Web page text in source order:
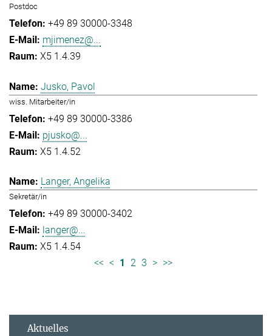
Postdoc
+49 89 30000-3348
mjimenez@...
X5 1.4.39
Jusko, Pavol
wiss. Mitarbeiter/in
+49 89 30000-3386
pjusko@...
X5 1.4.52
Langer, Angelika
Sekretär/in
+49 89 30000-3402
langer@...
X5 1.4.54
<< < 1 2 3 > >>
Aktuelles